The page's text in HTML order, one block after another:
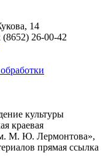
14
26-00-42
культуры
краевая
М. Ю. Лермонтова»,
прямая ссылка